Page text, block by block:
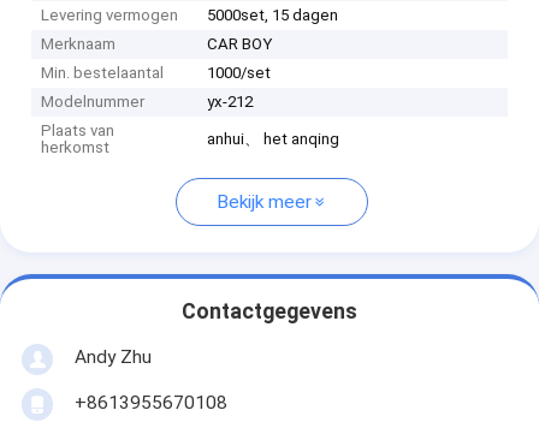
Levering vermogen
5000set, 15 dagen
Merknaam
CAR BOY
Min. bestelaantal
1000/set
Modelnummer
yx-212
Plaats van
herkomst
anhui、 het anqing
Bekijk meer
Contactgegevens
Andy Zhu
+8613955670108